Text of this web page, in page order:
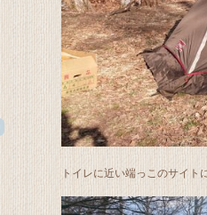
トイレに近い端っこのサイト